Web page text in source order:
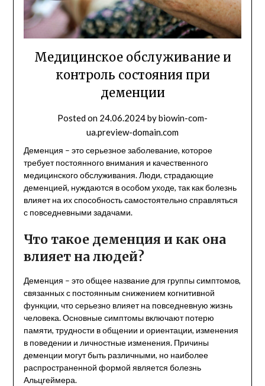
Медицинское обслуживание и
контроль состояния при
деменции
Posted on 24.06.2024bybiowin-com-
ua.preview-domain.com
Деменция – это серьезное заболевание, которое
требует постоянного внимания и качественного
медицинского обслуживания. Люди, страдающие
деменцией, нуждаются в особом уходе, так как болезнь
влияет на их способность самостоятельно справляться
с повседневными задачами.
Что такое деменция и как она
влияет на людей?
Деменция – это общее название для группы симптомов,
связанных с постоянным снижением когнитивной
функции, что серьезно влияет на повседневную жизнь
человека. Основные симптомы включают потерю
памяти, трудности в общении и ориентации, изменения
в поведении и личностные изменения. Причины
деменции могут быть различными, но наиболее
распространенной формой является болезнь
Альцгеймера.